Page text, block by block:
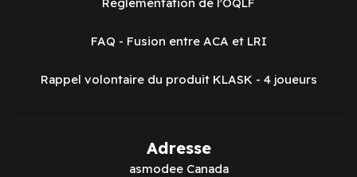
FAQ - Fusion entre ACA et LRI
Rappel volontaire du produit KLASK - 4 joueurs
Adresse
asmodee Canada